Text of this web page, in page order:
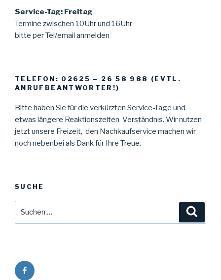
Service-Tag: Freitag
Termine zwischen 10Uhr und 16Uhr
bitte per Tel/email anmelden
TELEFON: 02625 – 26 58 988 (EVTL.
ANRUFBEANTWORTER!)
Bitte haben Sie für die verkürzten Service-Tage und
etwas längere Reaktionszeiten Verständnis. Wir nutzen
jetzt unsere Freizeit, den Nachkaufservice machen wir
noch nebenbei als Dank für Ihre Treue.
SUCHE
Facebook